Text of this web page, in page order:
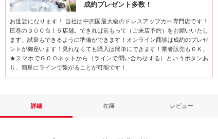
成約プレゼント多数！
お世話になります！ 当社は中四国最大級のドレスアップカー専門店です！
圧巻の３００台！５店舗。できれば前もって（ご来店予約）をお願いいたし
ます。試乗もできるように準備ができます！オンライン商談は成約のプレゼ
ントが御座います！見れなくても購入は簡単にできます！業者販売もＯＫ。
★スマホでＧＯＯネットから（ラインで問い合わせする）というボタンあ
り、簡単にラインで繋がることが可能です！
詳細 在庫 レビュー